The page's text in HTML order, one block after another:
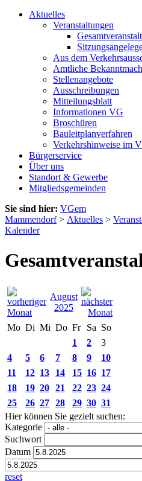
Aktuelles
Veranstaltungen
Aus dem
Amtliche
Stellenangebote
Ausschreibungen
Mitteilungsblatt
Informationen VG
Broschüren
Bauleitplanverfahren
Verkehrshinweise im
Bürgerservice
Über uns
Standort & Gewerbe
Mitgliedsgemeinden
Sie sind hier: VGem
Mammendorf> Aktuelles >
Kalender
August
2025
Mo Di Mi Do Fr Sa So
1
2
3
4
5 6 7 8 9
10
11
12 13 14 15 16 17
18
19 20 21 22 23 24
25
26 27 28 29 30 31
Hier können Sie gezielt suchen:
Kategorie
Suchwort
Datum
reset